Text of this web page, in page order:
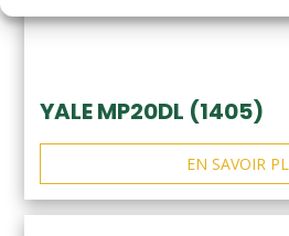
YALE MP20DL (1405)
EN SAVOIR